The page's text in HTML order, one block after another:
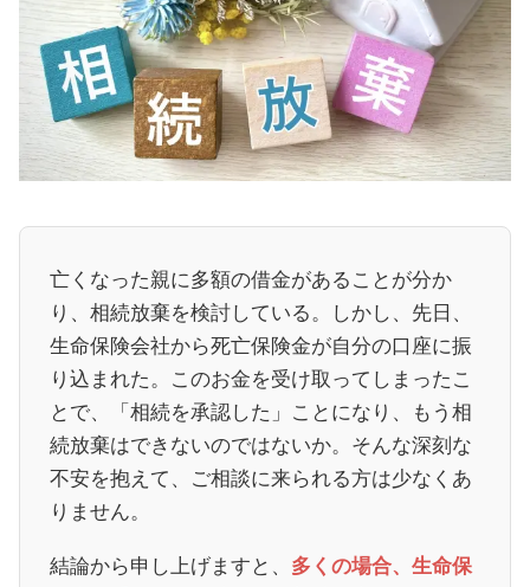
亡くなった親に多額の借金があることが分か
り、相続放棄を検討している。しかし、先日、
生命保険会社から死亡保険金が自分の口座に振
り込まれた。このお金を受け取ってしまったこ
とで、「相続を承認した」ことになり、もう相
続放棄はできないのではないか。そんな深刻な
不安を抱えて、ご相談に来られる方は少なくあ
りません。
結論から申し上げますと、 多くの場合、生命保